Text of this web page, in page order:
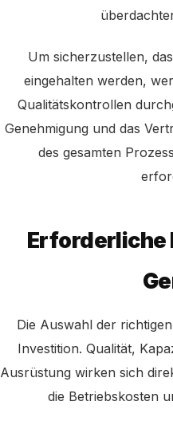
Um sicherzustellen,
eingehalten werden,
Qualitätskontrollen
Genehmigung und das
des gesamten
Erforderliche
Die Auswahl der
Investition. Qualität,
Ausrüstung wirken sich
die Betriebskosten